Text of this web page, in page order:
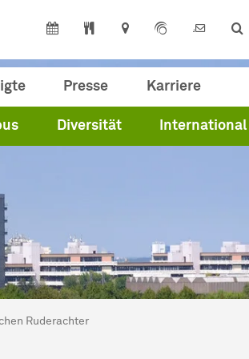
Presse Karriere
Diversität International
Ruderachter